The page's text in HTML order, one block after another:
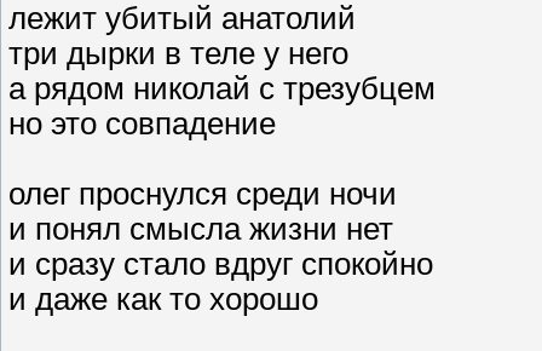
лежит убитый анатолий
три дырки в теле у него
а рядом николай с трезубцем
но это совпадение
олег проснулся среди ночи
и понял смысла жизни нет
и сразу стало вдруг спокойно
и даже как то хорошо